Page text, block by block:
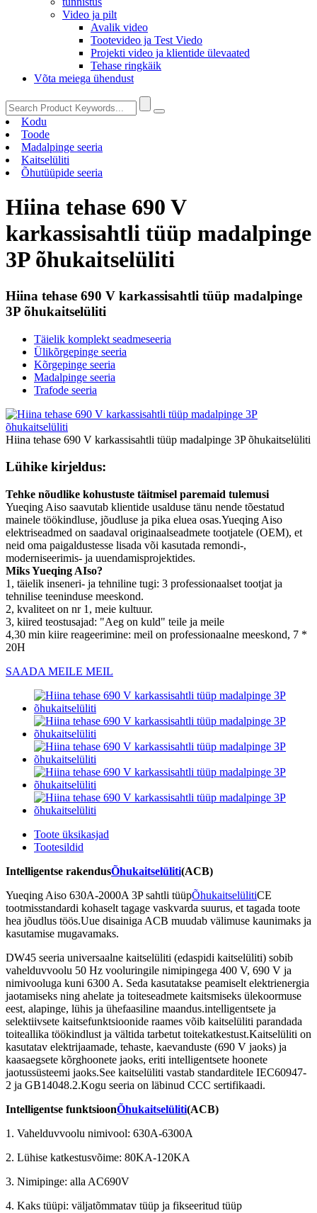
Video ja pilt
Avalik video
Tootevideo ja Test Viedo
Projekti video ja klientide ülevaated
Tehase ringkäik
Võta meiega ühendust
Kodu
Toode
Madalpinge seeria
Kaitselüliti
Õhutüüpide seeria
Hiina tehase 690 V
karkassisahtli tüüp madalpinge
3P õhukaitselüliti
Hiina tehase 690 V karkassisahtli tüüp madalpinge
3P õhukaitselüliti
Täielik komplekt seadmeseeria
Ülikõrgepinge seeria
Kõrgepinge seeria
Madalpinge seeria
Trafode seeria
Hiina tehase 690 V karkassisahtli tüüp madalpinge 3P õhukaitselüliti
Lühike kirjeldus:
Tehke nõudlike kohustuste täitmisel paremaid tulemusi
Yueqing Aiso saavutab klientide usalduse tänu nende tõestatud
mainele töökindluse, jõudluse ja pika eluea osas.Yueqing Aiso
elektriseadmed on saadaval originaalseadmete tootjatele (OEM), et
neid oma paigaldustesse lisada või kasutada remondi-,
moderniseerimis- ja uuendamisprojektides.
Miks Yueqing AIso?
1, täielik inseneri- ja tehniline tugi: 3 professionaalset tootjat ja
tehnilise teeninduse meeskond.
2, kvaliteet on nr 1, meie kultuur.
3, kiired teostusajad: "Aeg on kuld" teile ja meile
4,30 min kiire reageerimine: meil on professionaalne meeskond, 7 *
20H
SAADA MEILE MEIL
Toote üksikasjad
Tootesildid
Intelligentse rakendusÕhukaitselüliti(ACB)
Yueqing Aiso 630A-2000A 3P sahtli tüüpÕhukaitselülitiCE
tootmisstandardi kohaselt tagage vaskvarda suurus, et tagada toote
hea jõudlus töös.Uue disainiga ACB muudab välimuse kaunimaks ja
kasutamise mugavamaks.
DW45 seeria universaalne kaitselüliti (edaspidi kaitselüliti) sobib
vahelduvvoolu 50 Hz vooluringile nimipingega 400 V, 690 V ja
nimivooluga kuni 6300 A. Seda kasutatakse peamiselt elektrienergia
jaotamiseks ning ahelate ja toiteseadmete kaitsmiseks ülekoormuse
eest, alapinge, lühis ja ühefaasiline maandus.intelligentsete ja
selektiivsete kaitsefunktsioonide raames võib kaitselüliti parandada
toiteallika töökindlust ja vältida tarbetut toitekatkestust.Kaitselüliti on
kasutatav elektrijaamade, tehaste, kaevanduste (690 V jaoks) ja
kaasaegsete kõrghoonete jaoks, eriti intelligentsete hoonete
jaotussüsteemi jaoks.See kaitselüliti vastab standarditele IEC60947-
2 ja GB14048.2.Kogu seeria on läbinud CCC sertifikaadi.
Intelligentse funktsioonÕhukaitselüliti(ACB)
1. Vahelduvvoolu nimivool: 630A-6300A
2. Lühise katkestusvõime: 80KA-120KA
3. Nimipinge: alla AC690V
4. Kaks tüüpi: väljatõmmatav tüüp ja fikseeritud tüüp